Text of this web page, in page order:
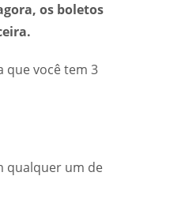
os boletos
que você tem 3
qualquer um de